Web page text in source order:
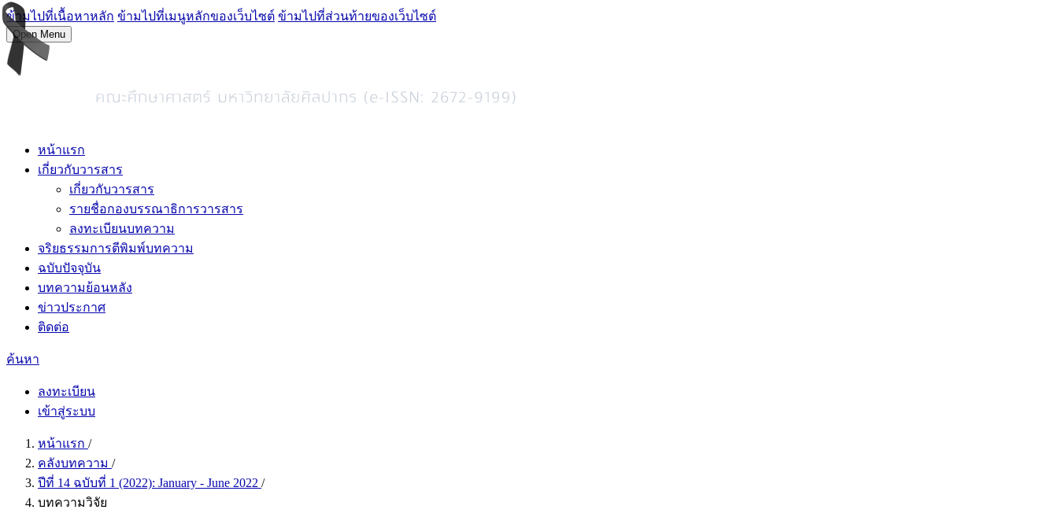
ข้ามไปที่เนื้อหาหลัก ข้ามไปที่เมนูหลักของเว็บไซต์ ข้ามไปที่ส่วนท้ายของเว็บไซต์
Open Menu
หน้าแรก
เกี่ยวกับวารสาร
เกี่ยวกับวารสาร
รายชื่อกองบรรณาธิการวารสาร
ลงทะเบียนบทความ
จริยธรรมการตีพิมพ์บทความ
ฉบับปัจจุบัน
บทความย้อนหลัง
ข่าวประกาศ
ติดต่อ
ค้นหา
ลงทะเบียน
เข้าสู่ระบบ
หน้าแรก /
คลังบทความ /
ปีที่ 14 ฉบับที่ 1 (2022): January - June 2022 /
บทความวิจัย